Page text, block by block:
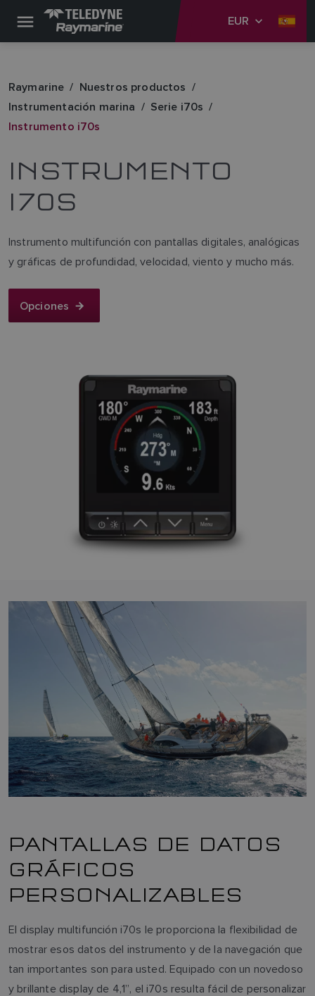
EUR
Raymarine
Nuestros productos
Instrumentación marina
Serie i70s
Instrumento i70s
INSTRUMENTO
I70S
Instrumento multifunción con pantallas digitales, analógicas
y gráficas de profundidad, velocidad, viento y mucho más.
Opciones
PANTALLAS DE DATOS
GRÁFICOS
PERSONALIZABLES
El display multifunción i70s le proporciona la flexibilidad de
mostrar esos datos del instrumento y de la navegación que
tan importantes son para usted. Equipado con un novedoso
y brillante display de 4,1”, el i70s resulta fácil de personalizar